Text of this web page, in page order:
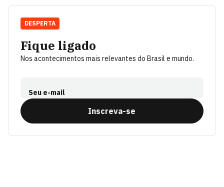
Fique ligado
Nos acontecimentos mais relevantes do Brasil e mundo.
Seu e-mail
Inscreva-se
DESPERTA